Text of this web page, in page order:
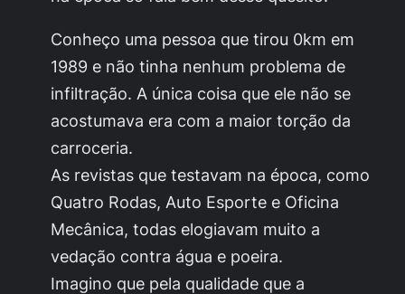
Conheço uma pessoa que tirou 0km em
1989 e não tinha nenhum problema de
infiltração. A única coisa que ele não se
acostumava era com a maior torção da
carroceria.
As revistas que testavam na época, como
Quatro Rodas, Auto Esporte e Oficina
Mecânica, todas elogiavam muito a
vedação contra água e poeira.
Imagino que pela qualidade que a